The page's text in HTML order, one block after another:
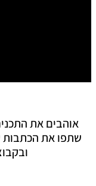
אוהבים את התכנים
שתפו את הכתבות